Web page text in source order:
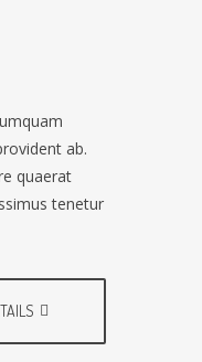
ab.
quaerat
tenetur